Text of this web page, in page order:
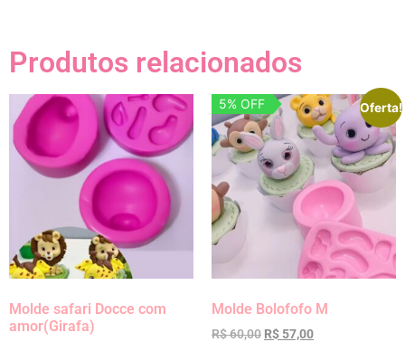
Produtos relacionados
Molde safari Docce com
amor(Girafa)
Oferta!
5% OFF
Molde Bolofofo M
R$60,00 R$57,00